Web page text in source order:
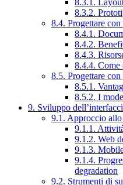
8.3.1.
8.3.2.
8.4. Progettare
8.4.1.
8.4.2.
8.4.3.
8.4.4. Come
8.5. Progettare
8.5.1.
8.5.2. I
9. Sviluppo
9.1. Approccio
9.1.1.
9.1.2. Web
9.1.3.
9.1.4.
degradation
9.2. Strumenti di